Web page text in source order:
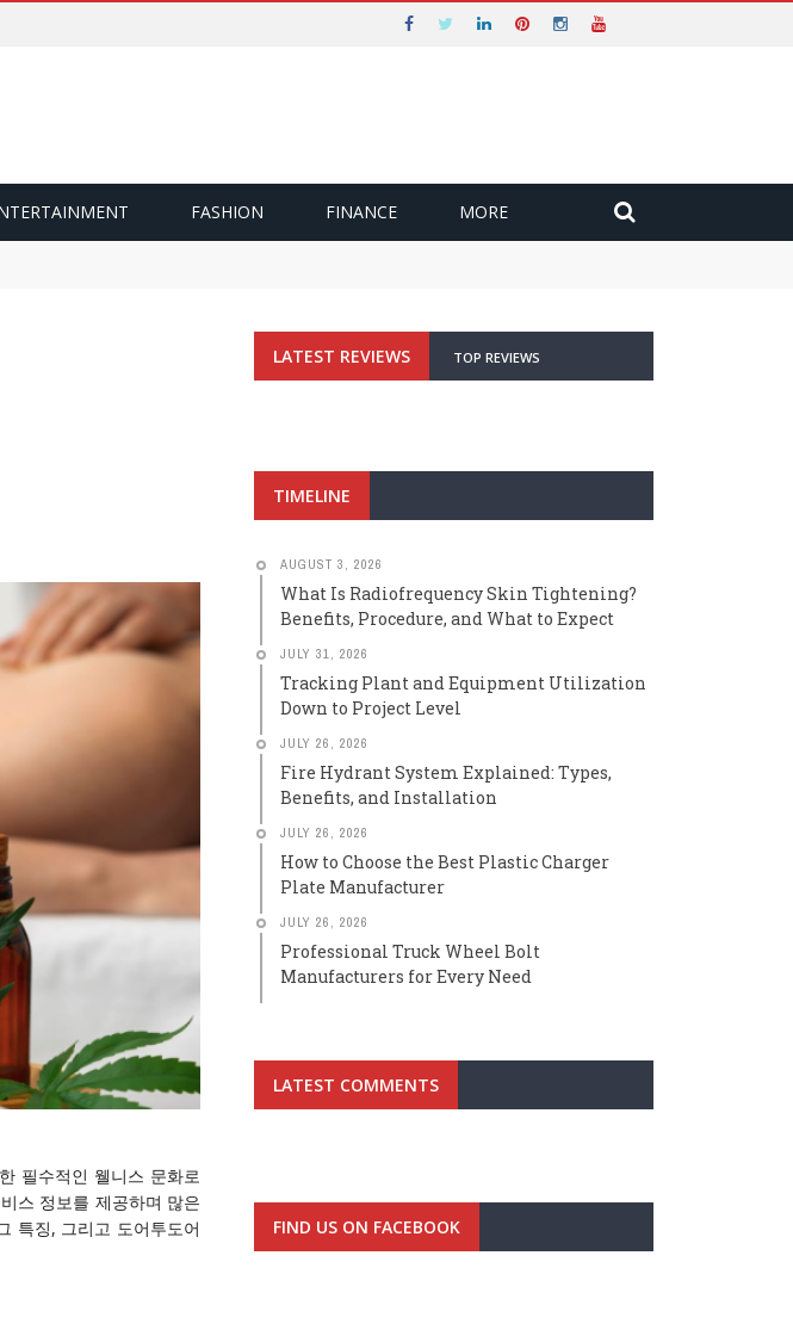
FASHION FINANCE MORE
What to Expect
필수적인 웰니스 문화로
스 정보를 제공하며 많은
특징, 그리고 도어투도어
LATEST REVIEWS TOP REVIEWS
TIMELINE
AUGUST 3, 2026
What Is Radiofrequency Skin Tightening?
Benefits, Procedure, and What to Expect
JULY 31, 2026
Tracking Plant and Equipment Utilization
Down to Project Level
JULY 26, 2026
Fire Hydrant System Explained: Types,
Benefits, and Installation
JULY 26, 2026
How to Choose the Best Plastic Charger
Plate Manufacturer
JULY 26, 2026
Professional Truck Wheel Bolt
Manufacturers for Every Need
LATEST COMMENTS
FIND US ON FACEBOOK